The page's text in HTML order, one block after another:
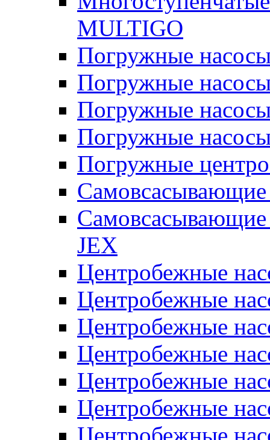
MULTIGO
Погружные
Погружные
Погружные
Погружные
Погружные
Самовсасывающие
Самовсасывающие
JEX
Центробежные
Центробежные
Центробежные
Центробежные
Центробежные
Центробежные
Центробежные